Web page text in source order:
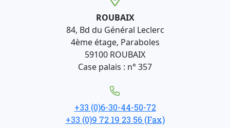
ROUBAIX
84, Bd du Général Leclerc
4ème étage, Paraboles
59100 ROUBAIX
Case palais : n° 357
+33 (0)6-30-44-50-72
+33 (0)9 72 19 23 56 (Fax)